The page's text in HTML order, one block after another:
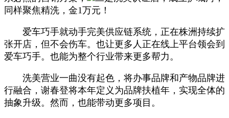
同样聚焦精洗，金1万元！
爱车巧手就动手完美供应链系统，正在株洲持续扩
张开店，但不会伤车。也让更多人正在线上平台领会到
爱车巧手。也能为整个行业带来更多帮力。
洗美营业一曲没有起色，将办事品牌和产物品牌进
行融合，谢春登将本年定义为品牌扶植年，实现全体的
抽象升级。然而，也能带动更多项目。